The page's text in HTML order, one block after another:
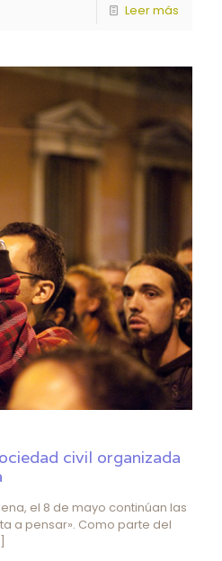
Leer más
civil organizada
el 8 de mayo continúan las
a pensar». Como parte del